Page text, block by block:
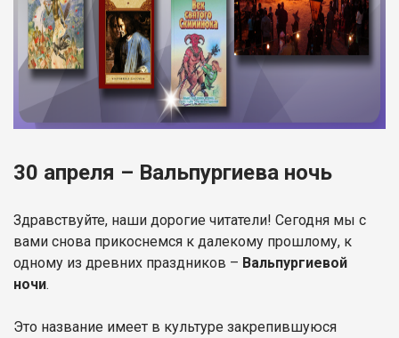
30 апреля – Вальпургиева ночь
Здравствуйте, наши дорогие читатели! Сегодня мы с
вами снова прикоснемся к далекому прошлому, к
одному из древних праздников – Вальпургиевой
ночи.
Это название имеет в культуре закрепившуюся